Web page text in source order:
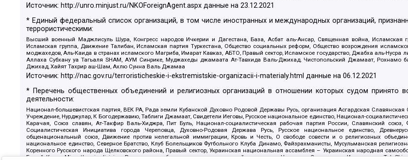
Источник: http://unro.minjust.ru/NKOForeignAgent.aspx данные на23.12.2021
* Единый федеральный список организаций, в том числе иностранных и международных организаций,
террористическими:
Высший военный Маджлисуль Шура, Конгресс народов Ичкерии и Дагестана, База, Асбат аль-Ансар, Священная война, Исламская
Исламская группа, Движение Талибан, Исламская партия Туркестана, Общество социальных реформ, Общество возрождения
моджахедов, Аль-Каида в странах исламского Магриба, Имарат Кавказ, АБТО, Правый сектор, Исламское государство, Джабха аль-
Аллаха Субхану уа Тагьаля SHAM, АУМ Синрике, Муджахеды джамаата Ат-Тавхида Валь-Джихад, Чистопольский Джамаат, Рохнамо
Джихад, Хайят Тахрир аш-Шам, Ахлю Сунна Валь Джамаа
Источник: http://nac.gov.ru/terroristicheskie-i-ekstremistskie-organizacii-i-materialy.html данные на06.12.2021
* Перечень общественных объединений и религиозных организаций в отношении которых судом принято
деятельности:
Национал-большевистская партия, ВЕК РА, Рада земли Кубанской Духовно Родовой Державы Русь, организация Асгардская
Учреждение, Нурджулар, К Богодержавию, Таблиги Джамаат, Свидетели Иеговы, Русское национальное единство, Национал-
Карачая, Союз славян, Ат-Такфир Валь-Хиджра, Пит Буль, Национал-социалистическая рабочая партия России, Славянский
Социалистическая Инициатива города Череповца, Духовно-Родовая Держава Русь, Русское национальное единство,
общенациональный союз, Движение против нелегальной иммиграции, Кровь и Честь, О свободе совести и о религиозных
национальное единство, Северное Братство, Клуб Болельщиков Футбольного Клуба Динамо, Файзрахманисты, Мусульманская
Коренного Русского народа Щелковского района, Правый сектор, Украинская национальная ассамблея – Украинская народная
Белый Крест, Misanthropic division, Религиозное объединение последователей инглиизма, Народная Социальная Инициатива,